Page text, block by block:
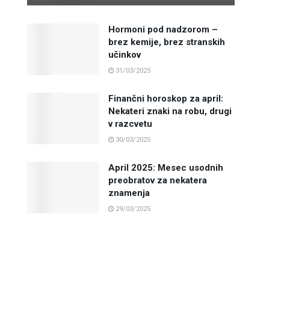
Hormoni pod nadzorom –
brez kemije, brez stranskih
učinkov
31/03/2025
Finančni horoskop za april:
Nekateri znaki na robu, drugi
v razcvetu
30/03/2025
April 2025: Mesec usodnih
preobratov za nekatera
znamenja
29/03/2025